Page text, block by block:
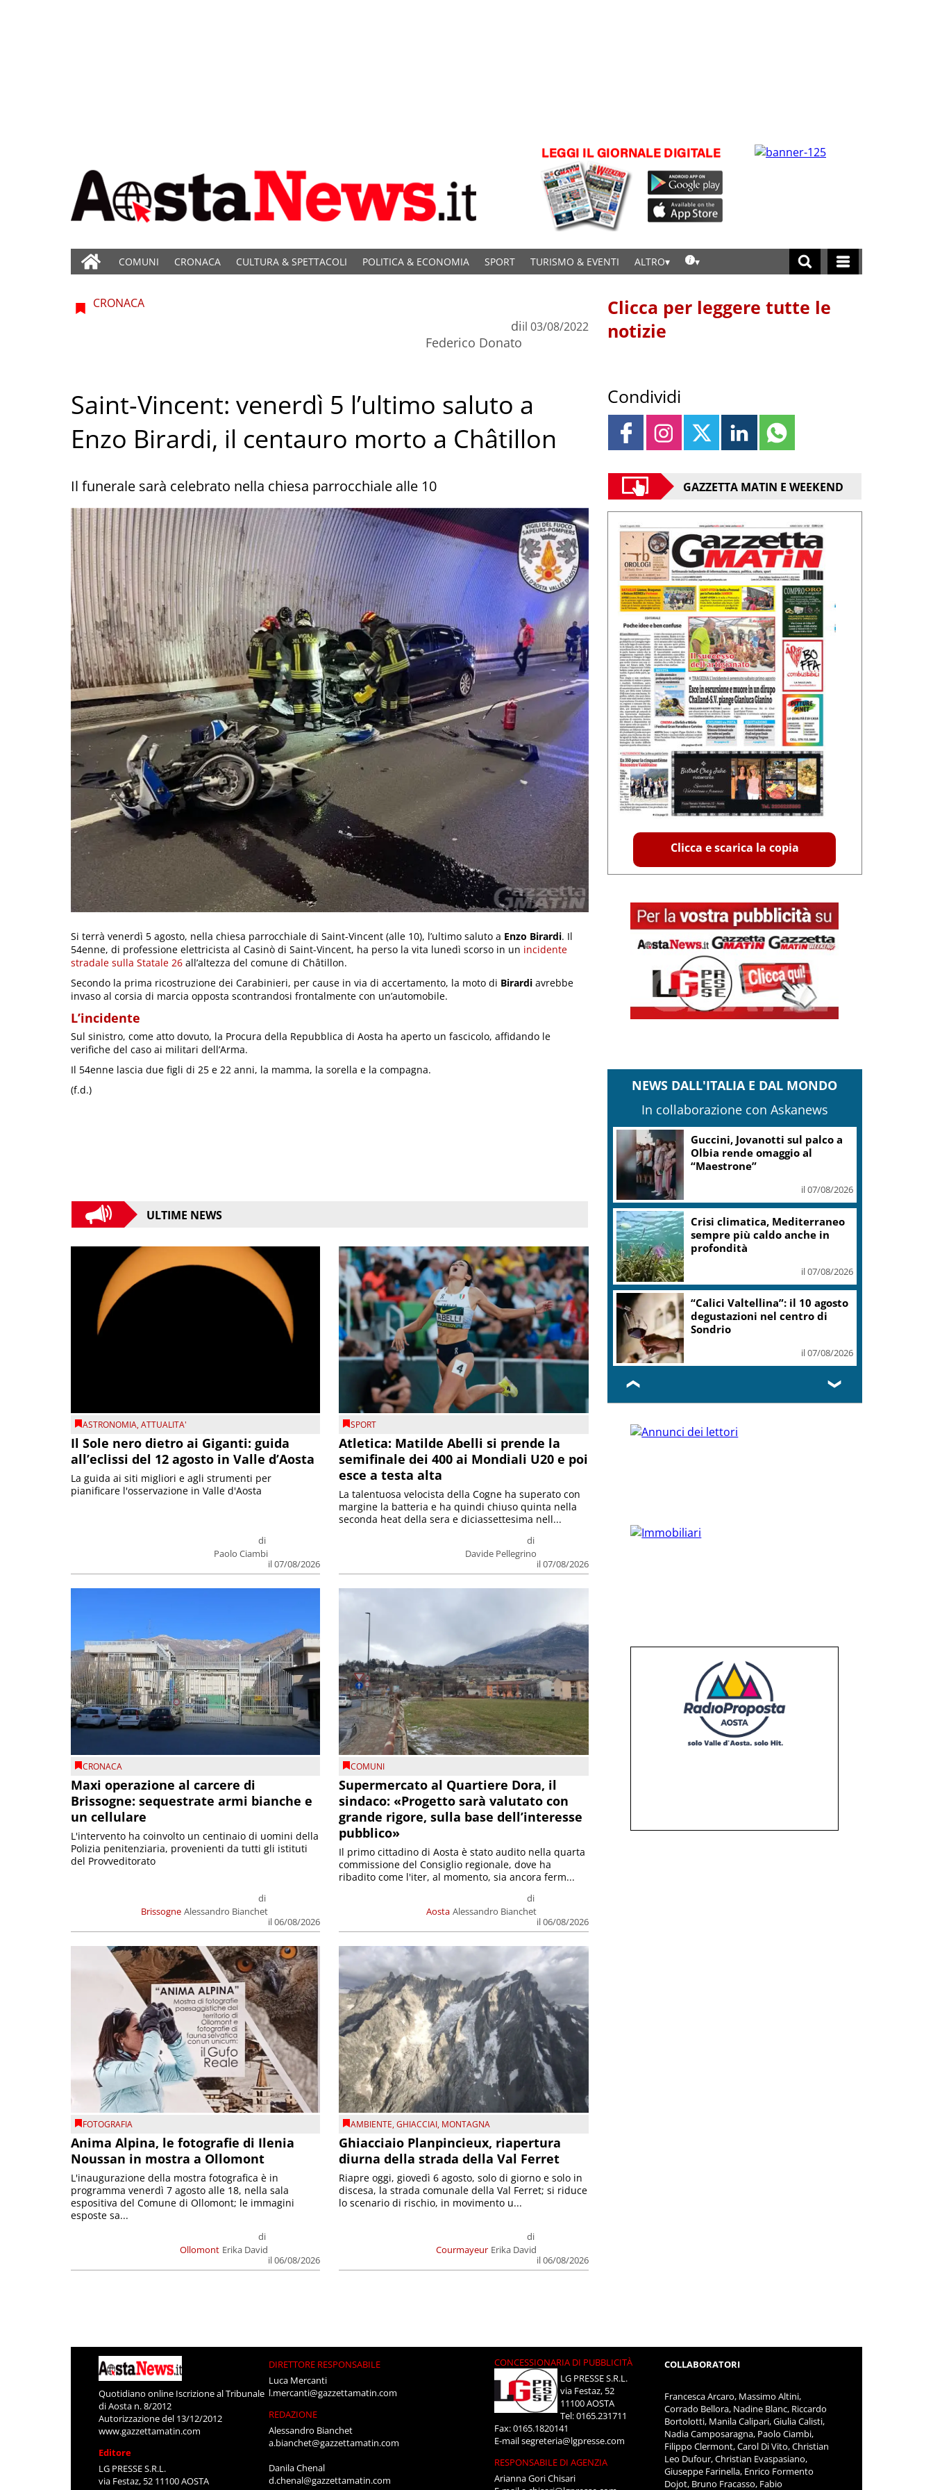
COMUNI CRONACA CULTURA & SPETTACOLI POLITICA & ECONOMIA SPORT TURISMO & EVENTI ALTRO
CRONACA
di
Federico Donato
il 03/08/2022
Saint-Vincent: venerdì 5 l’ultimo saluto a
Enzo Birardi, il centauro morto a Châtillon
Il funerale sarà celebrato nella chiesa parrocchiale alle 10
Si terrà venerdì 5 agosto, nella chiesa parrocchiale di Saint-Vincent (alle 10), l’ultimo saluto a Enzo Birardi. Il
54enne, di professione elettricista al Casinò di Saint-Vincent, ha perso la vita lunedì scorso in un incidente
stradale sulla Statale 26 all’altezza del comune di Châtillon.
Secondo la prima ricostruzione dei Carabinieri, per cause in via di accertamento, la moto di Birardi avrebbe
invaso al corsia di marcia opposta scontrandosi frontalmente con un’automobile.
L’incidente
Sul sinistro, come atto dovuto, la Procura della Repubblica di Aosta ha aperto un fascicolo, affidando le
verifiche del caso ai militari dell’Arma.
Il 54enne lascia due figli di 25 e 22 anni, la mamma, la sorella e la compagna.
(f.d.)
ULTIME NEWS
ASTRONOMIA,ATTUALITA'
Il Sole nero dietro ai Giganti: guida
all’eclissi del 12 agosto in Valle d’Aosta
di
Paolo Ciambi
il 07/08/2026
La guida ai siti migliori e agli strumenti per
pianificare l'osservazione in Valle d'Aosta
SPORT
Atletica: Matilde Abelli si prende la
semifinale dei 400 ai Mondiali U20 e poi
esce a testa alta
di
Davide Pellegrino
il 07/08/2026
La talentuosa velocista della Cogne ha superato con
margine la batteria e ha quindi chiuso quinta nella
seconda heat della sera e diciassettesima nell...
CRONACA
Maxi operazione al carcere di
Brissogne: sequestrate armi bianche e
un cellulare
Brissogne
di
Alessandro Bianchet
il 06/08/2026
L'intervento ha coinvolto un centinaio di uomini della
Polizia penitenziaria, provenienti da tutti gli istituti
del Provveditorato
COMUNI
Supermercato al Quartiere Dora, il
sindaco: «Progetto sarà valutato con
grande rigore, sulla base dell’interesse
pubblico»
Aosta
di
Alessandro Bianchet
il 06/08/2026
Il primo cittadino di Aosta è stato audito nella quarta
commissione del Consiglio regionale, dove ha
ribadito come l'iter, al momento, sia ancora ferm...
FOTOGRAFIA
Anima Alpina, le fotografie di Ilenia
Noussan in mostra a Ollomont
Ollomont
di
Erika David
il 06/08/2026
L'inaugurazione della mostra fotografica è in
programma venerdì 7 agosto alle 18, nella sala
espositiva del Comune di Ollomont; le immagini
esposte sa...
AMBIENTE,GHIACCIAI, MONTAGNA
Ghiacciaio Planpincieux, riapertura
diurna della strada della Val Ferret
Courmayeur
di
Erika David
il 06/08/2026
Riapre oggi, giovedì 6 agosto, solo di giorno e solo in
discesa, la strada comunale della Val Ferret; si riduce
lo scenario di rischio, in movimento u...
Clicca per leggere tutte le
notizie
Condividi
GAZZETTA MATIN E WEEKEND
Clicca e scarica la copia
NEWS DALL'ITALIA E DAL MONDO
In collaborazione con Askanews
Guccini, Jovanotti sul palco a
Olbia rende omaggio al
“Maestrone”
il 07/08/2026
Crisi climatica, Mediterraneo
sempre più caldo anche in
profondità
il 07/08/2026
“Calici Valtellina”: il 10 agosto
degustazioni nel centro di
Sondrio
il 07/08/2026
❮ ❯
Quotidiano online Iscrizione al Tribunale
di Aosta n. 8/2012
Autorizzazione del 13/12/2012
www.gazzettamatin.com
Editore
LG PRESSE S.R.L.
via Festaz, 52 11100 AOSTA
DIRETTORE RESPONSABILE
Luca Mercanti
l.mercanti@gazzettamatin.com
REDAZIONE
Alessandro Bianchet
a.bianchet@gazzettamatin.com
Danila Chenal
d.chenal@gazzettamatin.com
CONCESSIONARIA DI PUBBLICITÀ
LG PRESSE S.R.L.
via Festaz, 52
11100 AOSTA
Tel: 0165.231711
Fax: 0165.1820141
E-mailsegreteria@lgpresse.com
RESPONSABILE DI AGENZIA
Arianna Gori Chisari
COLLABORATORI
Francesca Arcaro, Massimo Altini,
Corrado Bellora, Nadine Blanc, Riccardo
Bortolotti, Manila Calipari, Giulia Calisti,
Nadia Camposaragna, Paolo Ciambi,
Filippo Clermont, Carol Di Vito, Christian
Leo Dufour, Christian Evaspasiano,
Giuseppe Farinella, Enrico Formento
Dojot, Bruno Fracasso, Fabio